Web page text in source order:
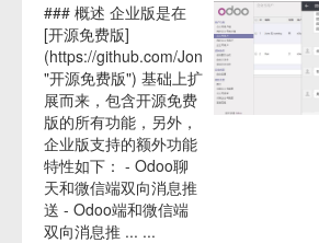
### 概述 企业版是在
[开源免费版]
(https://github.com/JoneXiong/oejia_wx
"开源免费版") 基础上扩
展而来，包含开源免费
版的所有功能，另外，
企业版支持的额外功能
特性如下： - Odoo聊
天和微信端双向消息推
送 - Odoo端和微信端
双向消息推 ... ...